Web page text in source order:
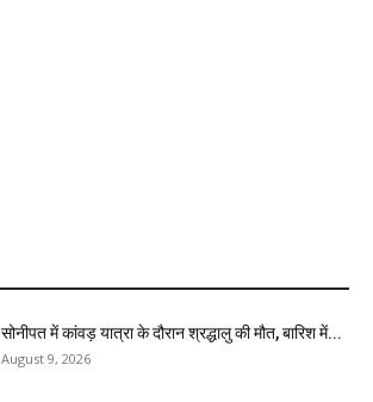
सोनीपत में कांवड़ यात्रा के दौरान श्रद्धालु की मौत, बारिश में...
August 9, 2026